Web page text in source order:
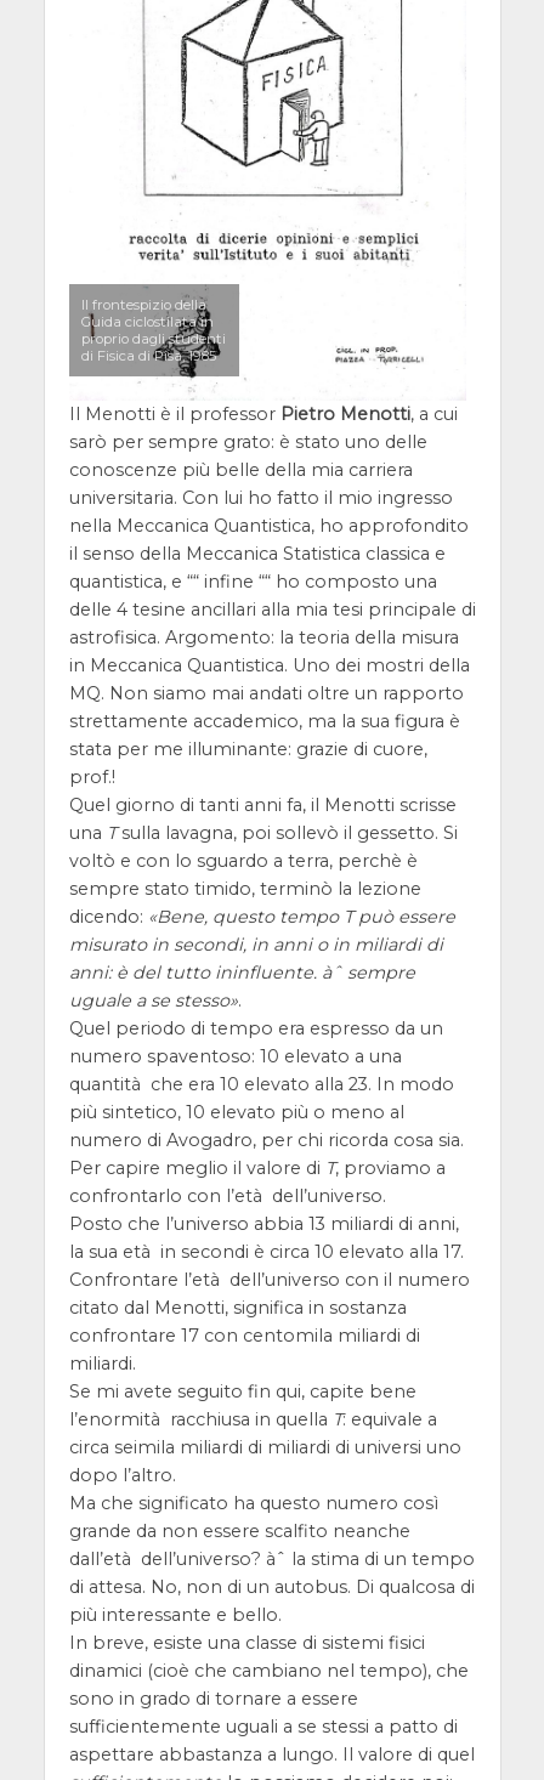
Il frontespizio della
Guida ciclostilata in
proprio dagli studenti
di Fisica di Pisa, 1985
Il Menotti è il professor Pietro Menotti, a cui
sarò per sempre grato: è stato uno delle
conoscenze più belle della mia carriera
universitaria. Con lui ho fatto il mio ingresso
nella Meccanica Quantistica, ho approfondito
il senso della Meccanica Statistica classica e
quantistica, e ““ infine ““ ho composto una
delle 4 tesine ancillari alla mia tesi principale di
astrofisica. Argomento: la teoria della misura
in Meccanica Quantistica. Uno dei mostri della
MQ. Non siamo mai andati oltre un rapporto
strettamente accademico, ma la sua figura è
stata per me illuminante: grazie di cuore,
prof.!
Quel giorno di tanti anni fa, il Menotti scrisse
una Tsulla lavagna, poi sollevò il gessetto. Si
voltò e con lo sguardo a terra, perchè è
sempre stato timido, terminò la lezione
dicendo:
Bene, questo tempo Tpuò essere
misurato in secondi, in anni o in miliardi di
anni: è del tutto ininfluente. àˆ sempre
uguale a se stesso .
Quel periodo di tempo era espresso da un
numero spaventoso: 10 elevato a una
quantità che era 10 elevato alla 23. In modo
più sintetico, 10 elevato più o meno al
numero di Avogadro, per chi ricorda cosa sia.
Per capire meglio il valore di T, proviamo a
confrontarlo con l’età dell’universo.
Posto che l’universo abbia 13 miliardi di anni,
la sua età in secondi è circa 10 elevato alla 17.
Confrontare l’età dell’universo con il numero
citato dal Menotti, significa in sostanza
confrontare 17 con centomila miliardi di
miliardi.
Se mi avete seguito fin qui, capite bene
l’enormità racchiusa in quella T: equivale a
circa seimila miliardi di miliardi di universi uno
dopo l’altro.
Ma che significato ha questo numero così
grande da non essere scalfito neanche
dall’età dell’universo? àˆ la stima di un tempo
di attesa. No, non di un autobus. Di qualcosa di
più interessante e bello.
In breve, esiste una classe di sistemi fisici
dinamici (cioè che cambiano nel tempo), che
sono in grado di tornare a essere
sufficientemente uguali a se stessi a patto di
aspettare abbastanza a lungo. Il valore di quel